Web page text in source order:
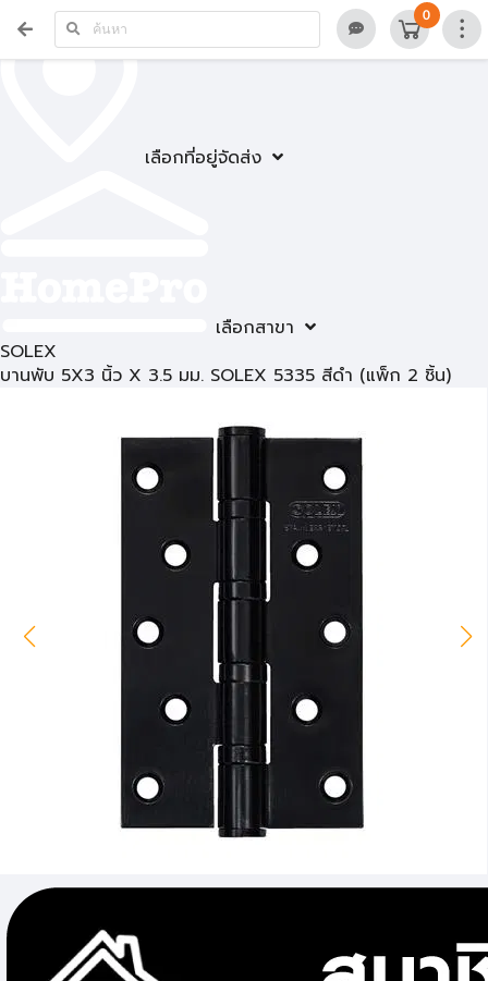
เลือกที่อยู่จัดส่ง
เลือกสาขา
0
SOLEX
บานพับ 5X3 นิ้ว X 3.5 มม. SOLEX 5335 สีดำ (แพ็ก 2 ชิ้น)